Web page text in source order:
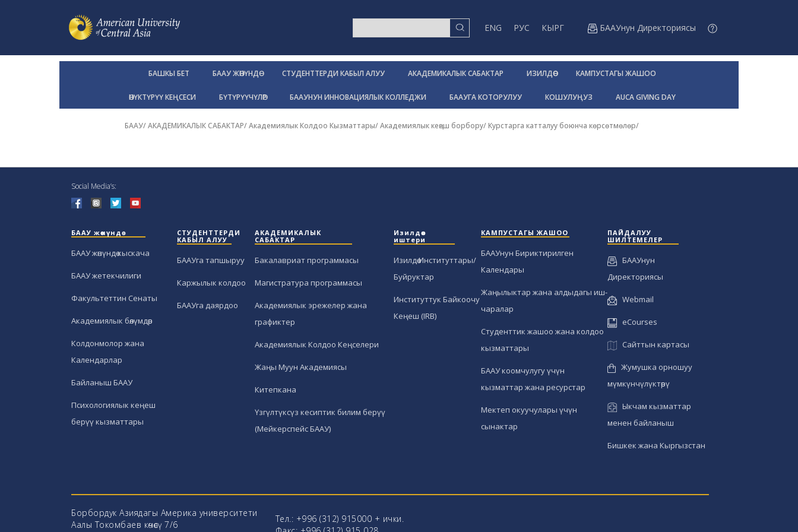
ENG РУС КЫРГ БААУнун Директориясы
БАШКЫ БЕТ БААУ ЖӨНҮНДӨ СТУДЕНТТЕРДИ КАБЫЛ АЛУУ АКАДЕМИКАЛЫК САБАКТАР ИЗИЛДӨӨ КАМПУСТАГЫ ЖАШОО
ӨНҮКТҮРҮҮ КЕҢСЕСИ БҮТҮРҮҮЧҮЛӨР БААУНУН ИННОВАЦИЯЛЫК КОЛЛЕДЖИ БААУГА КОТОРУЛУУ КОШУЛУҢУЗ AUCA GIVING DAY
БААУ/АКАДЕМИКАЛЫК САБАКТАР/Академиялык Колдоо Кызматтары/Академиялык кеңеш борбору/Курстарга катталуу боюнча көрсөтмөлөр/
Social Media’s:
БААУ жөнүндө
БААУ жөнүндө кыскача
БААУ жетекчилиги
Факультеттин Сенаты
Академиялык бөлүмдөр
Колдонмолор жана
Календарлар
Байланыш БААУ
Психологиялык кеңеш
берүү кызматтары
СТУДЕНТТЕРДИ
КАБЫЛ АЛУУ
БААУга тапшыруу
Каржылык колдоо
БААУга даярдоо
АКАДЕМИКАЛЫК
САБАКТАР
Бакалавриат программасы
Магистратура программасы
Академиялык эрежелер жана
графиктер
Академиялык Колдоо Кеңселери
Жаңы Муун Академиясы
Китепкана
Үзгүлтүксүз кесиптик билим берүү
(Мейкерспейс БААУ)
Изилдөө
иштери
Изилдөө Институттары/
Буйруктар
Институттук Байкоочу
Кеңеш (IRB)
КАМПУСТАГЫ ЖАШОО
БААУнун Бириктирилген
Календары
Жаңылыктар жана алдыдагы иш-
чаралар
Студенттик жашоо жана колдоо
кызматтары
БААУ коомчулугу үчүн
кызматтар жана ресурстар
Мектеп окуучулары үчүн
сынактар
ПАЙДАЛУУ
ШИЛТЕМЕЛЕР
БААУнун
Директориясы
Webmail
eCourses
Сайттын картасы
Жумушка орношуу
мүмкүнчүлүктөрү
Ыкчам кызматтар
менен байланыш
Бишкек жана Кыргызстан
Борбордук Азиядагы Америка университети
Аалы Токомбаев көчөсү 7/6
Тел.: +996 (312) 915000 + ички.